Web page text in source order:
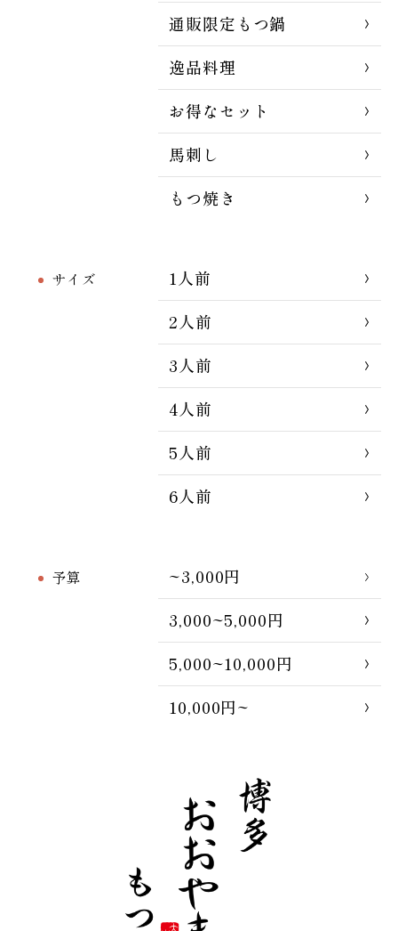
通販限定もつ鍋
逸品料理
お得なセット
馬刺し
もつ焼き
サイズ
1人前
2人前
3人前
4人前
5人前
6人前
予算
~3,000円
3,000~5,000円
5,000~10,000円
10,000円~